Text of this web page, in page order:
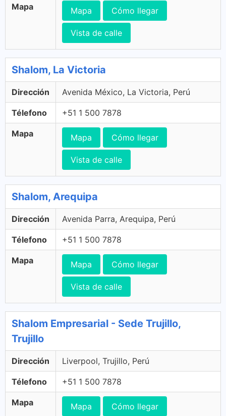
Mapa Mapa Cómo llegar
Vista de calle
Shalom, La Victoria
Dirección Avenida México, La Victoria, Perú
Télefono +51 1 500 7878
Mapa Mapa Cómo llegar
Vista de calle
Shalom, Arequipa
Dirección Avenida Parra, Arequipa, Perú
Télefono +51 1 500 7878
Mapa Mapa Cómo llegar
Vista de calle
Shalom Empresarial - Sede Trujillo,
Trujillo
Dirección Liverpool, Trujillo, Perú
Télefono +51 1 500 7878
Mapa Mapa Cómo llegar